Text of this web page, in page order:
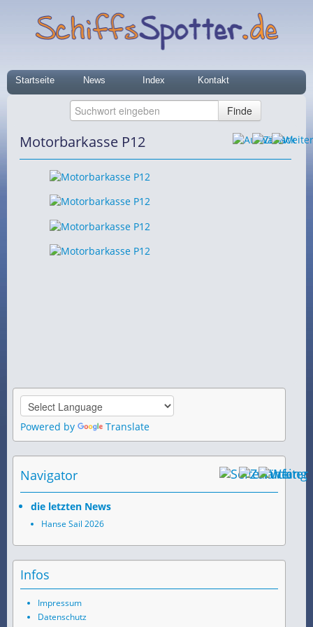
Startseite News Index Kontakt
Motorbarkasse P12
Powered by Translate
Navigator
die letzten News
Hanse Sail 2026
Infos
Impressum
Datenschutz